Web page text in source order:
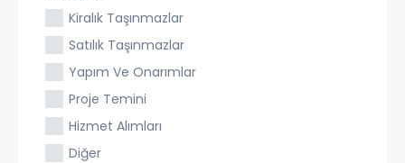
Kiralık Taşınmazlar
Satılık Taşınmazlar
Yapım Ve Onarımlar
Proje Temini
Hizmet Alımları
Diğer